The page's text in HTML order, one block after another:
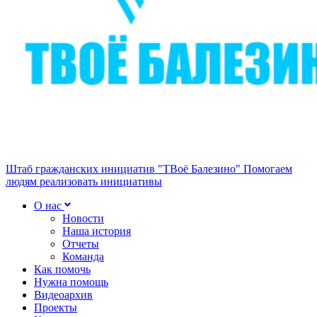
Штаб гражданских инициатив "ТВоё Балезино" Помогаем
людям реализовать инициативы
О нас
Новости
Наша история
Отчеты
Команда
Как помочь
Нужна помощь
Видеоархив
Проекты